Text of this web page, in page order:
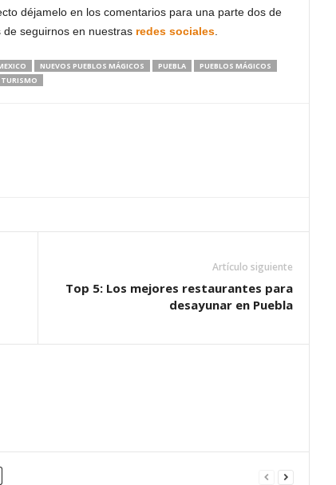
déjamelo en los comentarios para una parte dos de
de seguirnos en nuestras redes sociales.
NUEVOS PUEBLOS MÁGICOS PUEBLA
PUEBLOS MÁGICOS
TURISMO
Artículo siguiente
Top 5: Los mejores restaurantes para
desayunar en Puebla